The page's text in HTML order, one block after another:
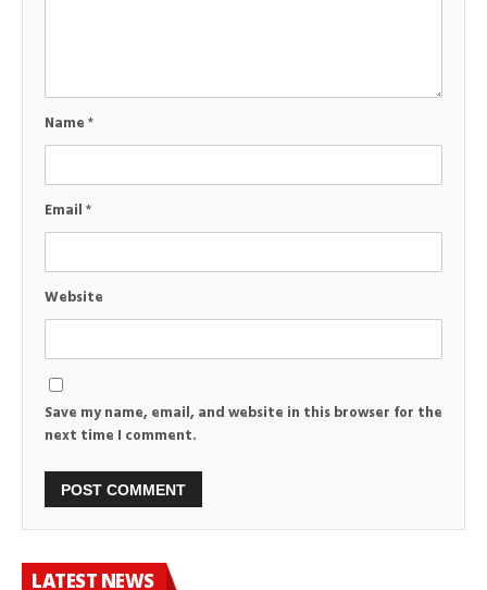
Name*
Email*
Website
Save my name, email, and website in this browser for the
next time I comment.
LATEST NEWS